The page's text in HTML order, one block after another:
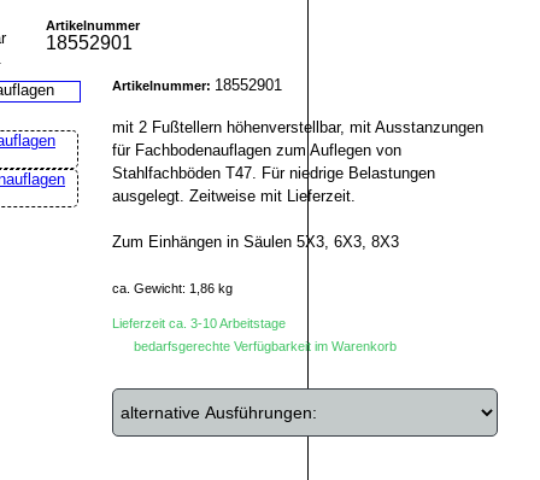
Artikelnummer
18552901
Artikelnummer: 18552901
mit 2 Fußtellern höhenverstellbar, mit Ausstanzungen
für Fachbodenauflagen zum Auflegen von
Stahlfachböden T47. Für niedrige Belastungen
ausgelegt. Zeitweise mit Lieferzeit.
Zum Einhängen in Säulen 5X3, 6X3, 8X3
ca. Gewicht: 1,86 kg
Lieferzeit ca. 3-10 Arbeitstage
bedarfsgerechte Verfügbarkeit im Warenkorb